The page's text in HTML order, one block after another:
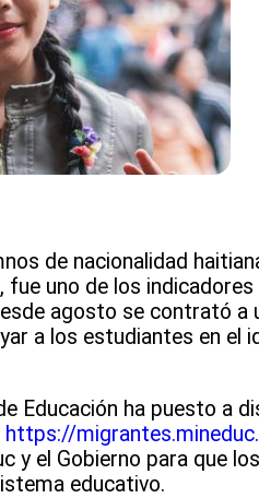
de nacionalidad
fue uno de los
agosto se contrató a
a los estudiantes en el
Educación ha puesto a
https://
y el Gobierno para que
educativo.